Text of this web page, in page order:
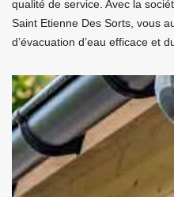
qualité de service. Avec la
Saint Etienne Des Sorts, vous
d’évacuation d’eau efficace et